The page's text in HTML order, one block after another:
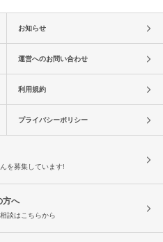
お知らせ
運営へのお問い合わせ
利用規約
プライバシーポリシー
を募集しています!
方へ
談はこちらから